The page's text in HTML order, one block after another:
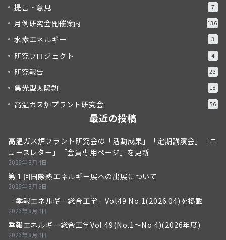
提言・意見 7
月例研究会開催案内 136
水素エネルギー 3
研究プロジェクト 4
研究報告 23
集光型太陽熱 18
高温ガス炉プラント研究会 56
最近の投稿
高温ガス炉プラント研究会の「活動成果」「定期講演会」「ニ
ュースレター」「会員専用ページ」を更新
2026年8月4日
第１回国際熱エネルギー展への出展について
2026年8月3日
「季報エネルギー総合工学」Vol49 No.1(2026.04)を掲載
2026年8月3日
季報エネルギー総合工学Vol.49(No.1～No.4)(2026年度)
2026年8月3日